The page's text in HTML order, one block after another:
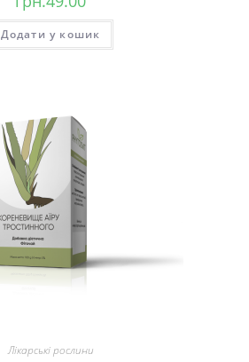
Додати у кошик
Лікарські рослини